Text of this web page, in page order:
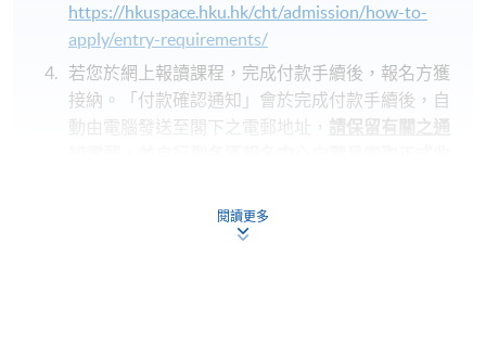
https://hkuspace.hku.hk/cht/admission/how-to-
apply/entry-requirements/
若您於網上報讀課程，完成付款手續後，報名方獲
接納。「付款確認通知」會於完成付款手續後，自
動由電腦發送至閣下之電郵地址， 請保留有關之通
不論親身報名或網上報名，請務必
名代碼，上課時間及地點
閱讀更多